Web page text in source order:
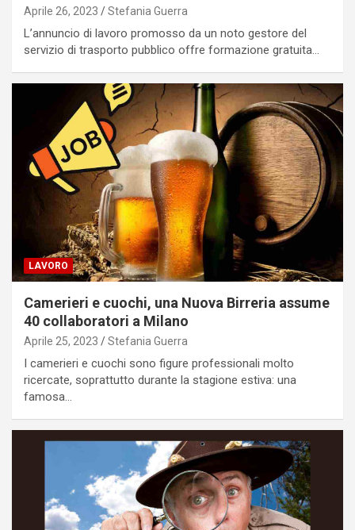
Aprile 26, 2023 Stefania Guerra
L’annuncio di lavoro promosso da un noto gestore del
servizio di trasporto pubblico offre formazione gratuita…
LAVORO
Camerieri e cuochi, una Nuova Birreria assume
40 collaboratori a Milano
Aprile 25, 2023 Stefania Guerra
I camerieri e cuochi sono figure professionali molto
ricercate, soprattutto durante la stagione estiva: una
famosa…